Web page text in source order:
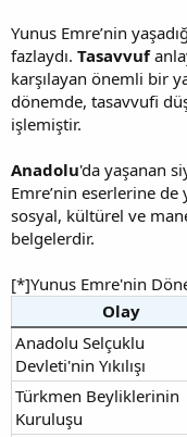
Yunus Emre’nin
fazlaydı. Tasavvuf
karşılayan önemli bir
dönemde, tasavvufi
işlemiştir.
Anadolu'da yaşanan
Emre’nin eserlerine de
sosyal, kültürel ve
belgelerdir.
[*]Yunus Emre'nin
Olay
Anadolu Selçuklu
Devleti'nin Yıkılışı
Türkmen Beyliklerinin
Kuruluşu